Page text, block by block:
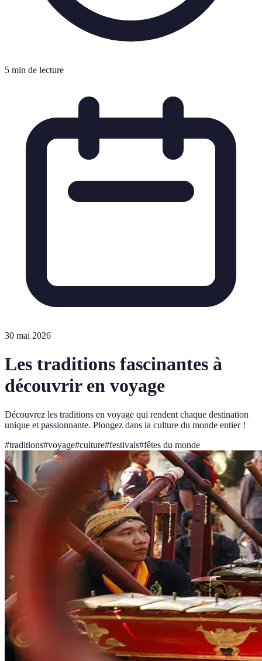
5 min de lecture
30 mai 2026
Les traditions fascinantes à
découvrir en voyage
Découvrez les traditions en voyage qui rendent chaque destination
unique et passionnante. Plongez dans la culture du monde entier !
#traditions#voyage#culture#festivals#fêtes du monde